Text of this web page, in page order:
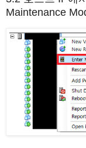
Maintenance